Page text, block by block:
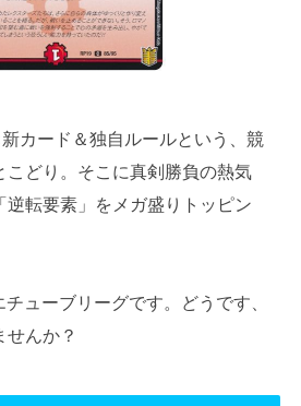
カード＆独自ルールという、競
こどり。そこに真剣勝負の熱気
逆転要素」をメガ盛りトッピン
ューブリーグです。どうです、
んか？